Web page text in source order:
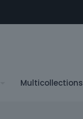
Multicollections